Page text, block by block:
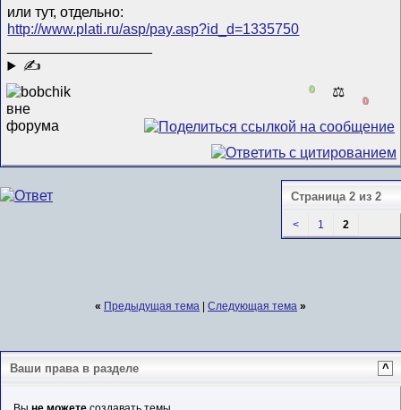
или тут, отдельно:
http://www.plati.ru/asp/pay.asp?id_d=1335750
✍
0 ⚖️
0
Страница 2 из 2
< 1 2
« Предыдущая тема Следующая тема »
Ваши права в разделе ^